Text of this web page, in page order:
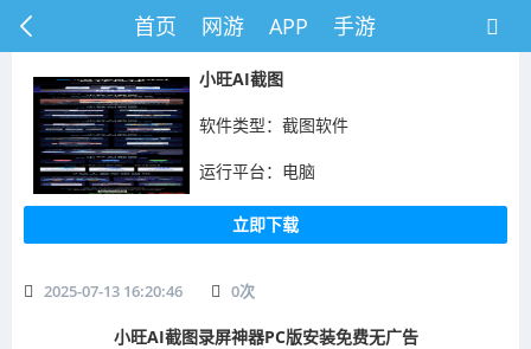
首页 网游 APP 手游
小旺AI截图
软件类型：截图软件
运行平台：电脑
立即下载
2025-07-13 16:20:46 0次
小旺AI截图录屏神器PC版安装免费无广告